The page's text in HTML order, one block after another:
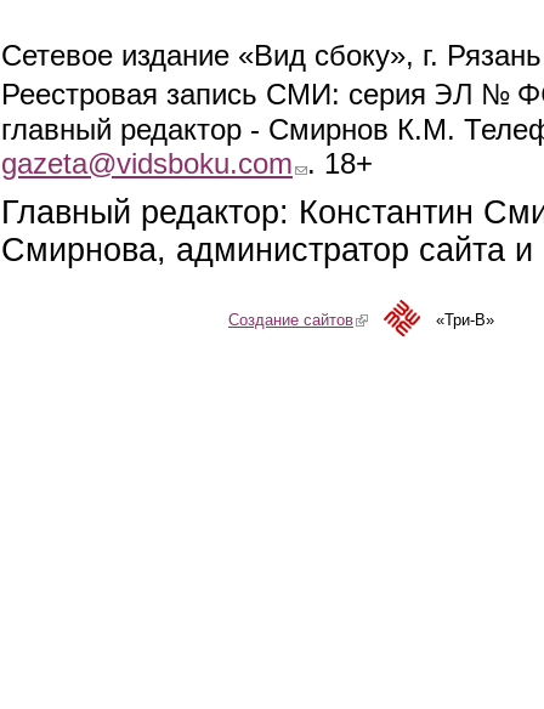
Сетевое издание «Вид сбоку», г.
Реестровая запись СМИ: серия ЭЛ №
главный редактор - Смирнов К.М.
gazeta@vidsboku.com (link sends e-mail)
. 18+
Главный редактор: Константин
Смирнова, администратор сайта
Создание сайтов(link is external)«Три-В»